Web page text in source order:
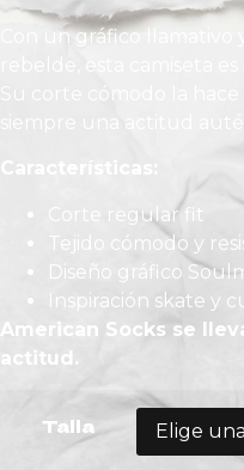
Con un gráfico
rebelde, esta camiseta
Su corte cómodo la
Características:
Corte regular fit
Tejido cómodo y
Diseño gráfico
Inspiración skate y
American Socks se
actitud.
Talla